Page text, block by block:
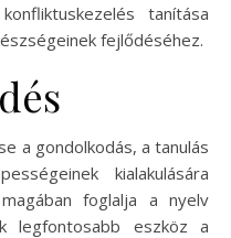
tanítása
fejlődéséhez.
a gondolkodás, a tanulás
kialakulására
foglalja a nyelv
legfontosabb eszköz a